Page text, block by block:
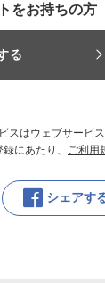
をお持ちの方
る
スはウェブサービ
にあたり、 ご利用
シェアす